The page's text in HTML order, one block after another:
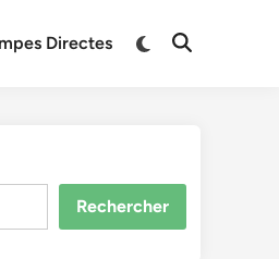
Directes
Switch
Open
Rechercher